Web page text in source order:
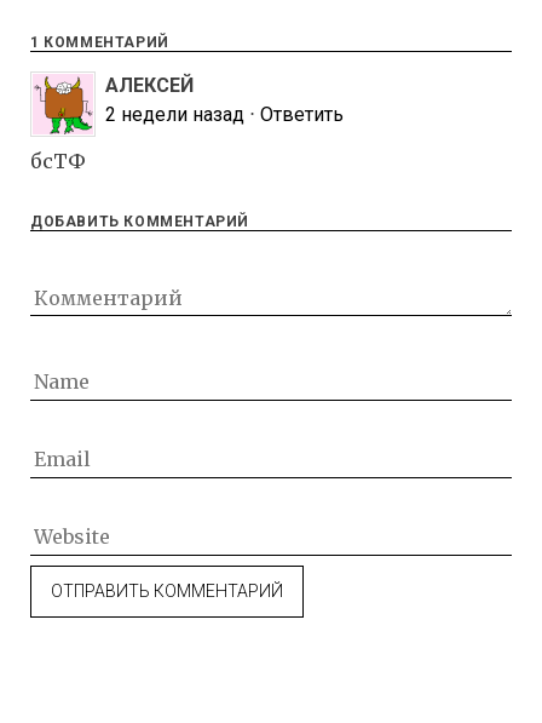
1 КОММЕНТАРИЙ
АЛЕКСЕЙ
2 недели назад ⋅ Ответить
бсТФ
ДОБАВИТЬ КОММЕНТАРИЙ